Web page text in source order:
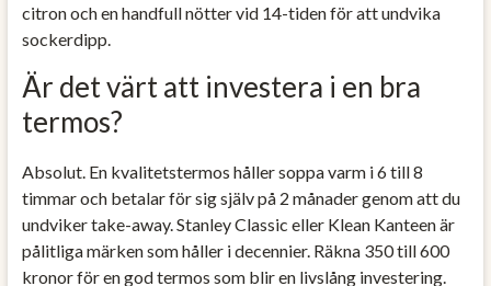
citron och en handfull nötter vid 14-tiden för att undvika
sockerdipp.
Är det värt att investera i en bra
termos?
Absolut. En kvalitetstermos håller soppa varm i 6 till 8
timmar och betalar för sig själv på 2 månader genom att du
undviker take-away. Stanley Classic eller Klean Kanteen är
pålitliga märken som håller i decennier. Räkna 350 till 600
kronor för en god termos som blir en livslång investering.